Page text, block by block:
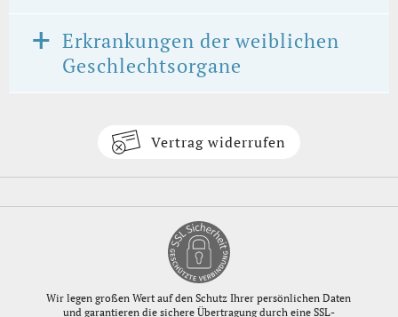
Erkrankungen der weiblichen
Geschlechtsorgane
Vertrag widerrufen
Wir legen großen Wert auf den Schutz Ihrer persönlichen Daten
und garantieren die sichere Übertragung durch eine SSL-